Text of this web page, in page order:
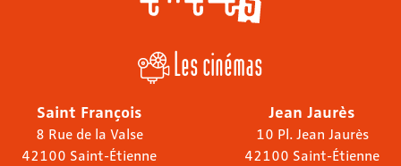
Les cinémas
Saint François
8 Rue de la Valse
42100 Saint-Étienne
Jean Jaurès
10 Pl. Jean Jaurès
42100 Saint-Étienne